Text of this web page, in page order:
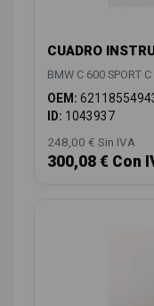
CUADRO
BMW C 600 SPORT
OEM:
ID: 1043937
248,00 € Sin IVA
300,08 € Con